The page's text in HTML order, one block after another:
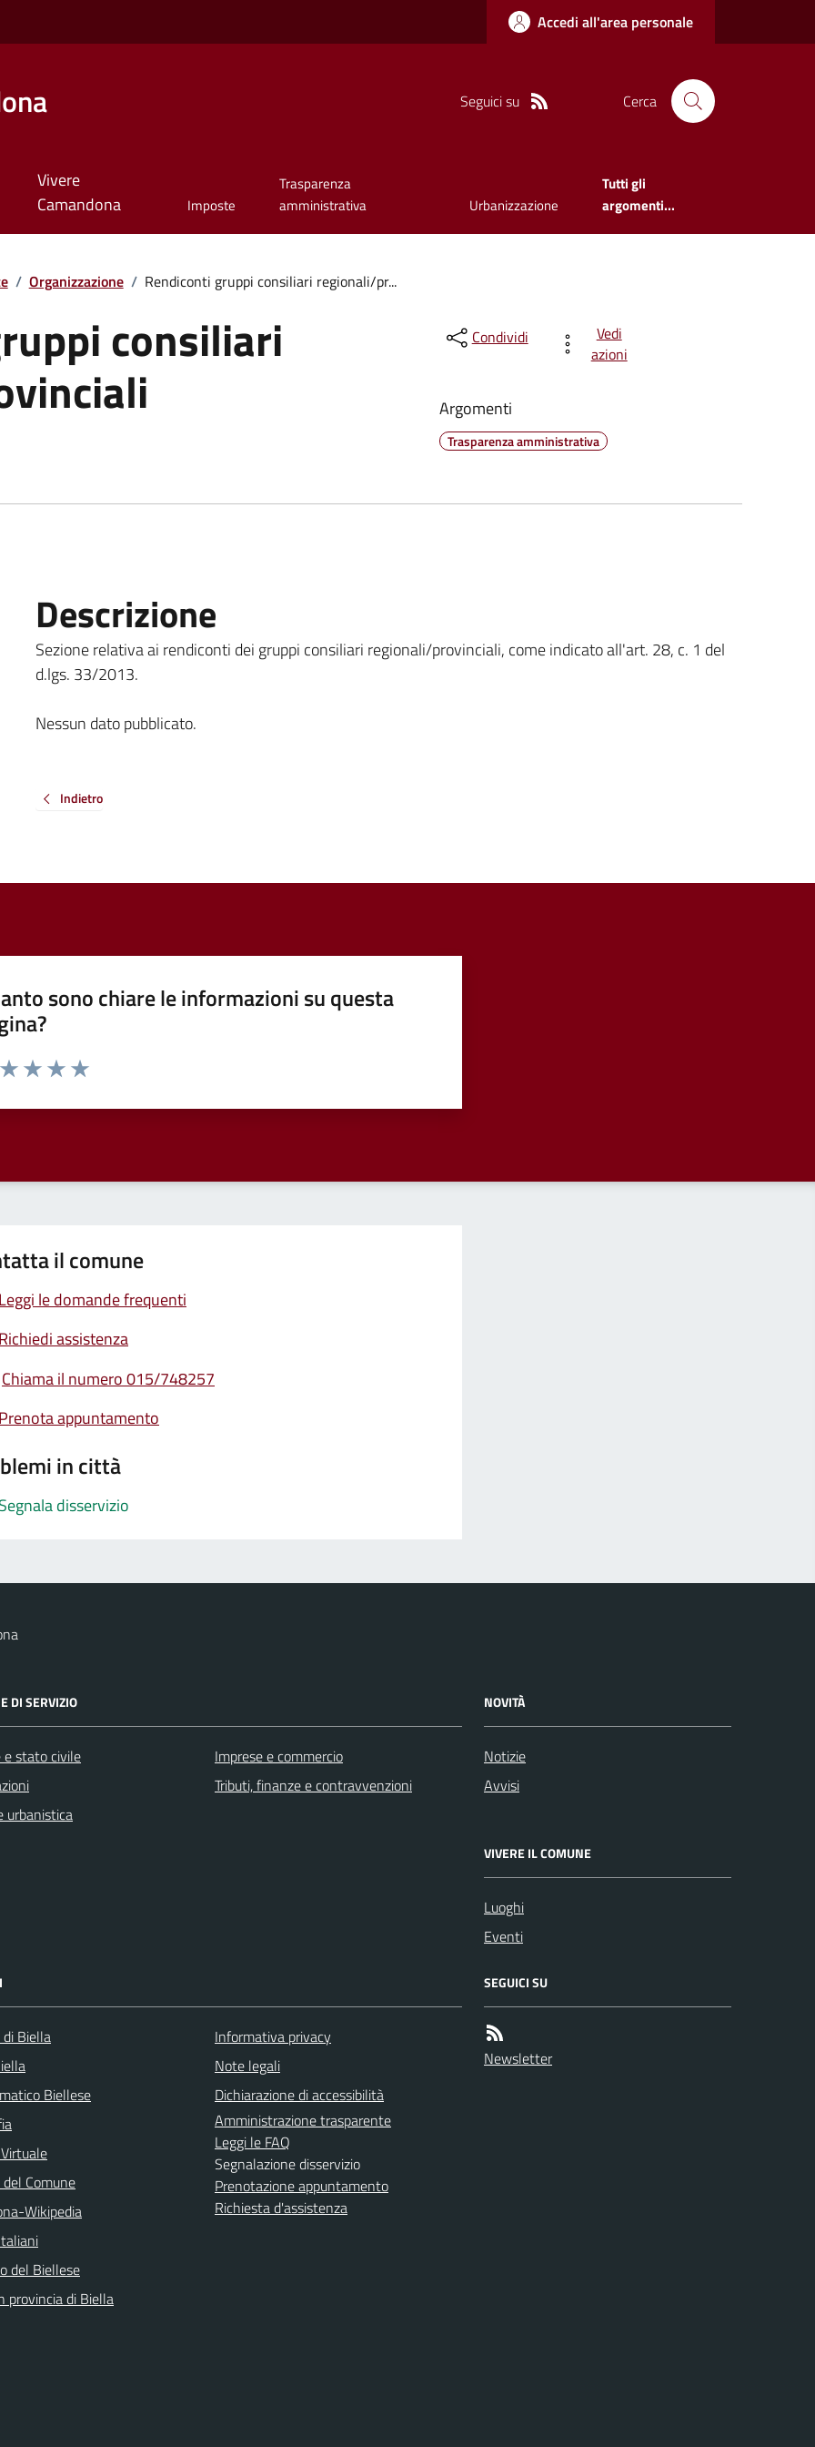
Accedi all'area personale
Seguici su Cerca
Vivere
Camandona
Imposte
Trasparenza
amministrativa
Urbanizzazione
Tutti gli
argomenti...
/ Organizzazione / Rendiconti gruppi consiliari regionali/pr...
consiliari Condividi
Vedi
azioni
Argomenti
Trasparenza amministrativa
Descrizione
Sezione relativa ai rendiconti dei gruppi consiliari regionali/provinciali, come indicato all'art. 28, c. 1 del
d.lgs. 33/2013.
Nessun dato pubblicato.
Indietro
sono chiare le informazioni su questa
da 1 a 5 stelle la pagina
il comune
Leggi le domande frequenti
Richiedi assistenza
Chiama il numero 015/748257
Prenota appuntamento
in città
Segnala disservizio
DI SERVIZIO
e stato civile
urbanistica
Imprese e commercio
Tributi, finanze e contravvenzioni
NOVITÀ
Notizie
Avvisi
VIVERE IL COMUNE
Luoghi
Eventi
Biella
Biellese
Comune
Wikipedia
del Biellese
provincia di Biella
Informativa privacy
Note legali
Dichiarazione di accessibilità
Amministrazione trasparente
Leggi le FAQ
Segnalazione disservizio
Prenotazione appuntamento
Richiesta d'assistenza
SEGUICI SU
Newsletter